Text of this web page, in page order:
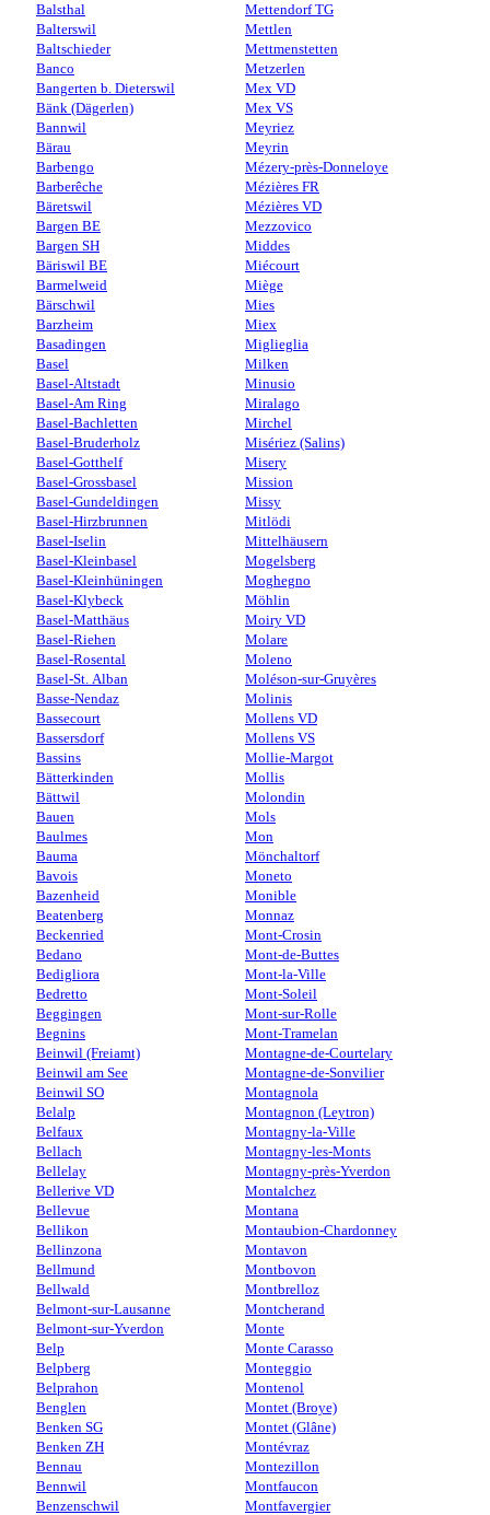
Balsthal
Balterswil
Baltschieder
Banco
Bangerten b. Dieterswil
Bänk (Dägerlen)
Bannwil
Bärau
Barbengo
Barberêche
Bäretswil
Bargen BE
Bargen SH
Bäriswil BE
Barmelweid
Bärschwil
Barzheim
Basadingen
Basel
Basel-Altstadt
Basel-Am Ring
Basel-Bachletten
Basel-Bruderholz
Basel-Gotthelf
Basel-Grossbasel
Basel-Gundeldingen
Basel-Hirzbrunnen
Basel-Iselin
Basel-Kleinbasel
Basel-Kleinhüningen
Basel-Klybeck
Basel-Matthäus
Basel-Riehen
Basel-Rosental
Basel-St. Alban
Basse-Nendaz
Bassecourt
Bassersdorf
Bassins
Bätterkinden
Bättwil
Bauen
Baulmes
Bauma
Bavois
Bazenheid
Beatenberg
Beckenried
Bedano
Bedigliora
Bedretto
Beggingen
Begnins
Beinwil (Freiamt)
Beinwil am See
Beinwil SO
Belalp
Belfaux
Bellach
Bellelay
Bellerive VD
Bellevue
Bellikon
Bellinzona
Bellmund
Bellwald
Belmont-sur-Lausanne
Belmont-sur-Yverdon
Belp
Belpberg
Belprahon
Benglen
Benken SG
Benken ZH
Bennau
Bennwil
Benzenschwil
Mettendorf TG
Mettlen
Mettmenstetten
Metzerlen
Mex VD
Mex VS
Meyriez
Meyrin
Mézery-près-Donneloye
Mézières FR
Mézières VD
Mezzovico
Middes
Miécourt
Miège
Mies
Miex
Miglieglia
Milken
Minusio
Miralago
Mirchel
Misériez (Salins)
Misery
Mission
Missy
Mitlödi
Mittelhäusern
Mogelsberg
Moghegno
Möhlin
Moiry VD
Molare
Moleno
Moléson-sur-Gruyères
Molinis
Mollens VD
Mollens VS
Mollie-Margot
Mollis
Molondin
Mols
Mon
Mönchaltorf
Moneto
Monible
Monnaz
Mont-Crosin
Mont-de-Buttes
Mont-la-Ville
Mont-Soleil
Mont-sur-Rolle
Mont-Tramelan
Montagne-de-Courtelary
Montagne-de-Sonvilier
Montagnola
Montagnon (Leytron)
Montagny-la-Ville
Montagny-les-Monts
Montagny-près-Yverdon
Montalchez
Montana
Montaubion-Chardonney
Montavon
Montbovon
Montbrelloz
Montcherand
Monte
Monte Carasso
Monteggio
Montenol
Montet (Broye)
Montet (Glâne)
Montévraz
Montezillon
Montfaucon
Montfavergier